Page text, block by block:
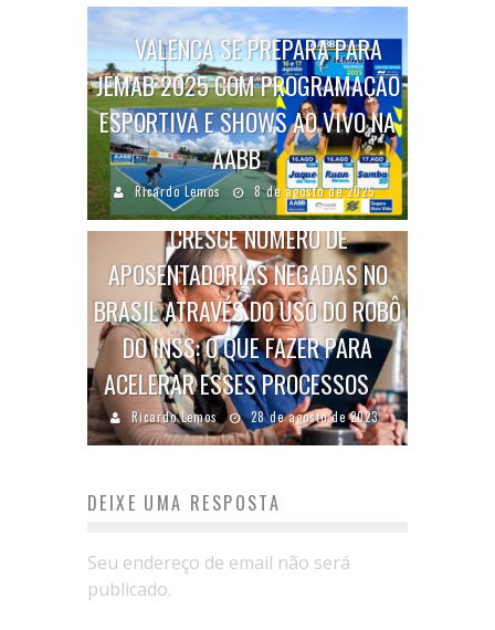
VALENÇA SE PREPARA PARA
JEMAB 2025 COM PROGRAMAÇÃO
ESPORTIVA E SHOWS AO VIVO NA
AABB
Ricardo Lemos 8 de agosto de 2025
CRESCE NÚMERO DE
APOSENTADORIAS NEGADAS NO
BRASIL ATRAVÉS DO USO DO ROBÔ
DO INSS: O QUE FAZER PARA
ACELERAR ESSES PROCESSOS
Ricardo Lemos 28 de agosto de 2023
DEIXE UMA RESPOSTA
Seu endereço de email não será
publicado.